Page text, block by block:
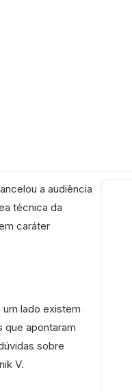
a audiência
técnica da
caráter
lado existem
que apontaram
sobre
V.